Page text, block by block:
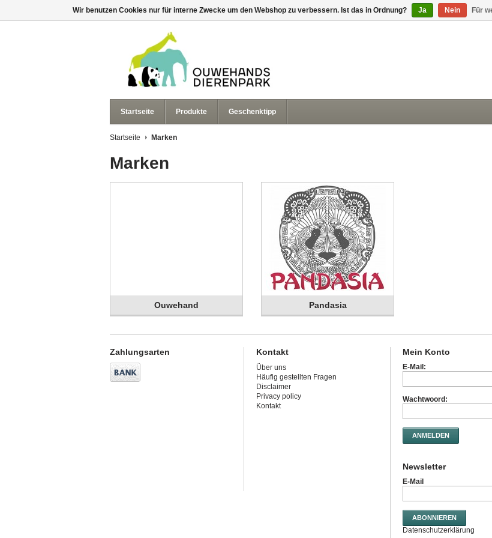
Startseite Produkte Geschenktipp
Startseite Marken
Marken
Ouwehand Pandasia
Zahlungsarten Kontakt
Über uns
Häufig gestellten Fragen
Disclaimer
Privacy policy
Kontakt
Mein Konto
E-Mail:
Wachtwoord:
ANMELDEN
Newsletter
E-Mail
ABONNIEREN
Datenschutzerklärung
Wir benutzen Cookies nur für interne Zwecke um den Webshop zu verbessern. Ist das in Ordnung? Ja Nein Für